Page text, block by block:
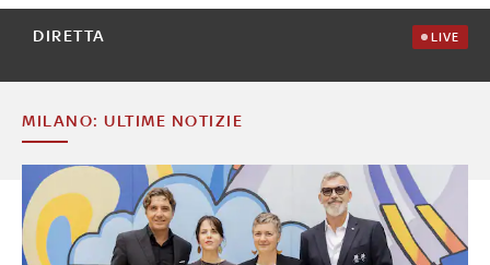
DIRETTA LIVE
MILANO: ULTIME NOTIZIE